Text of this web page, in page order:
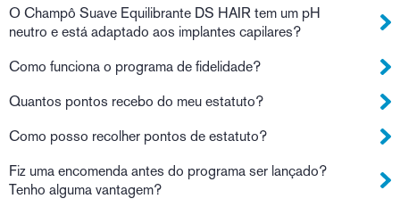
O Champô Suave Equilibrante DS HAIR tem um pH
neutro e está adaptado aos implantes capilares?
Como funciona o programa de fidelidade?
Quantos pontos recebo do meu estatuto?
Como posso recolher pontos de estatuto?
Fiz uma encomenda antes do programa ser lançado?
Tenho alguma vantagem?